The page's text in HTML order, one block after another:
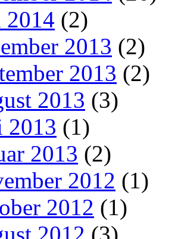
2014 (2)
2013 (2)
2013 (2)
2013 (3)
2013 (1)
2013 (2)
2012 (1)
2012 (1)